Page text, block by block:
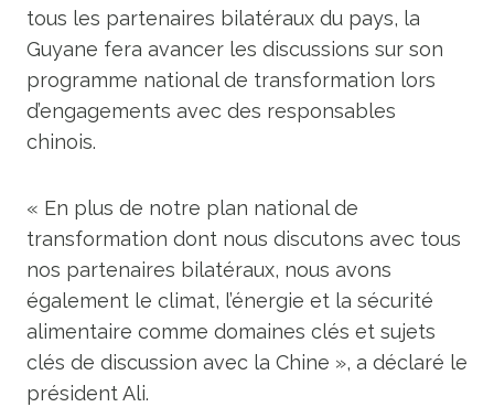
tous les partenaires bilatéraux du pays, la
Guyane fera avancer les discussions sur son
programme national de transformation lors
d’engagements avec des responsables
chinois.
« En plus de notre plan national de
transformation dont nous discutons avec tous
nos partenaires bilatéraux, nous avons
également le climat, l’énergie et la sécurité
alimentaire comme domaines clés et sujets
clés de discussion avec la Chine », a déclaré le
président Ali.